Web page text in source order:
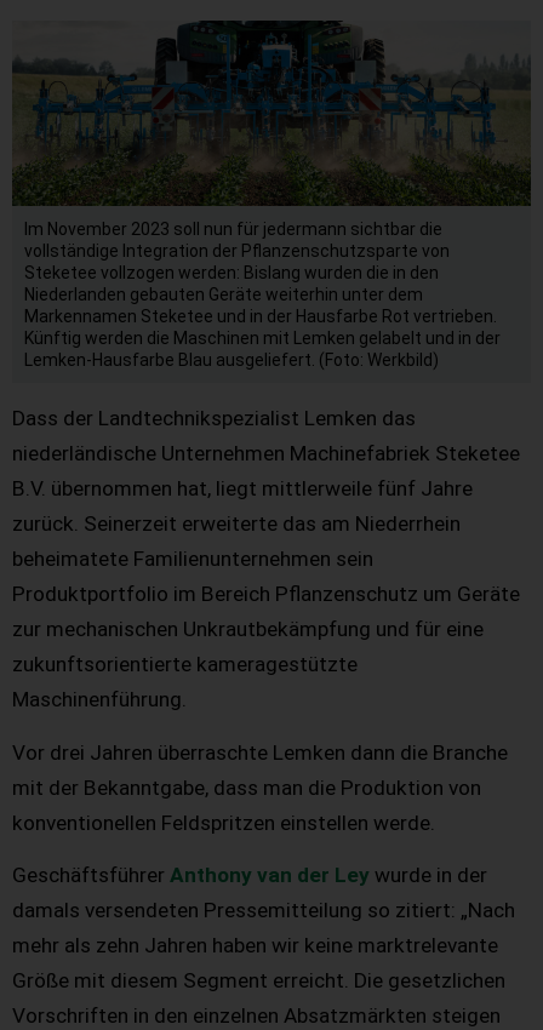
Im November 2023 soll nun für jedermann sichtbar die
vollständige Integration der Pflanzenschutzsparte von
Steketee vollzogen werden: Bislang wurden die in den
Niederlanden gebauten Geräte weiterhin unter dem
Markennamen Steketee und in der Hausfarbe Rot vertrieben.
Künftig werden die Maschinen mit Lemken gelabelt und in der
Lemken-Hausfarbe Blau ausgeliefert. (Foto: Werkbild)
Dass der Landtechnikspezialist Lemken das
niederländische Unternehmen Machinefabriek Steketee
B.V. übernommen hat, liegt mittlerweile fünf Jahre
zurück. Seinerzeit erweiterte das am Niederrhein
beheimatete Familienunternehmen sein
Produktportfolio im Bereich Pflanzenschutz um Geräte
zur mechanischen Unkrautbekämpfung und für eine
zukunftsorientierte kameragestützte
Maschinenführung.
Vor drei Jahren überraschte Lemken dann die Branche
mit der Bekanntgabe, dass man die Produktion von
konventionellen Feldspritzen einstellen werde.
Geschäftsführer Anthony van der Ley wurde in der
damals versendeten Pressemitteilung so zitiert: „Nach
mehr als zehn Jahren haben wir keine marktrelevante
Größe mit diesem Segment erreicht. Die gesetzlichen
Vorschriften in den einzelnen Absatzmärkten steigen